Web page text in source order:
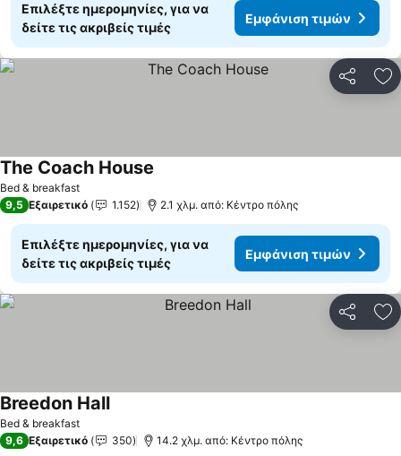
Επιλέξτε ημερομηνίες, για να
δείτε τις ακριβείς τιμές
Εμφάνιση τιμών
Bed & breakfast
The Coach House
9,5 Εξαιρετικό 1.152 2.1 χλμ. από: Κέντρο πόλης
Επιλέξτε ημερομηνίες, για να
δείτε τις ακριβείς τιμές
Εμφάνιση τιμών
Bed & breakfast
Breedon HallΕμφάνιση τιμών
9,6 Εξαιρετικό 350 14.2 χλμ. από: Κέντρο πόλης